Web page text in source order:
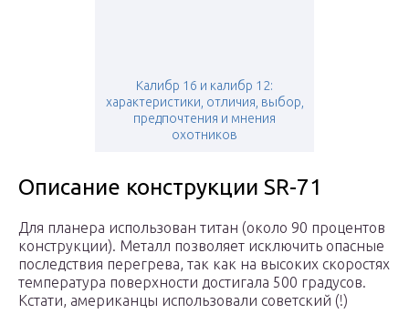
Калибр 16 и калибр 12:
характеристики, отличия, выбор,
предпочтения и мнения
охотников
Описание конструкции SR-71
Для планера использован титан (около 90 процентов
конструкции). Металл позволяет исключить опасные
последствия перегрева, так как на высоких скоростях
температура поверхности достигала 500 градусов.
Кстати, американцы использовали советский (!)